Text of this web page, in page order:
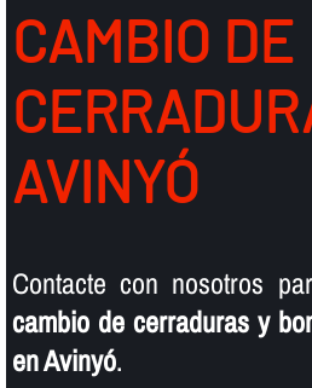
CAMBIO DE
AVINYÓ
Contacte con nosotros
cambio de cerraduras y
en Avinyó.